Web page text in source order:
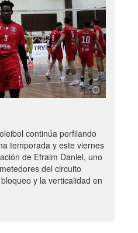
continúa perfilando
temporada y este viernes
de Efraim Daniel, uno
del circuito
y la verticalidad en